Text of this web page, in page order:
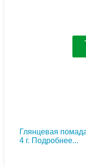
Глянцевая
4 г. Подробнее...